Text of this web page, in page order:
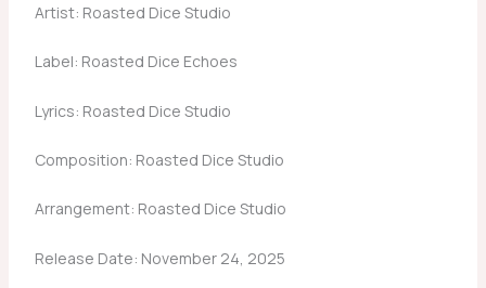
Artist: Roasted Dice Studio
Label: Roasted Dice Echoes
Lyrics: Roasted Dice Studio
Composition: Roasted Dice Studio
Arrangement: Roasted Dice Studio
Release Date: November 24, 2025